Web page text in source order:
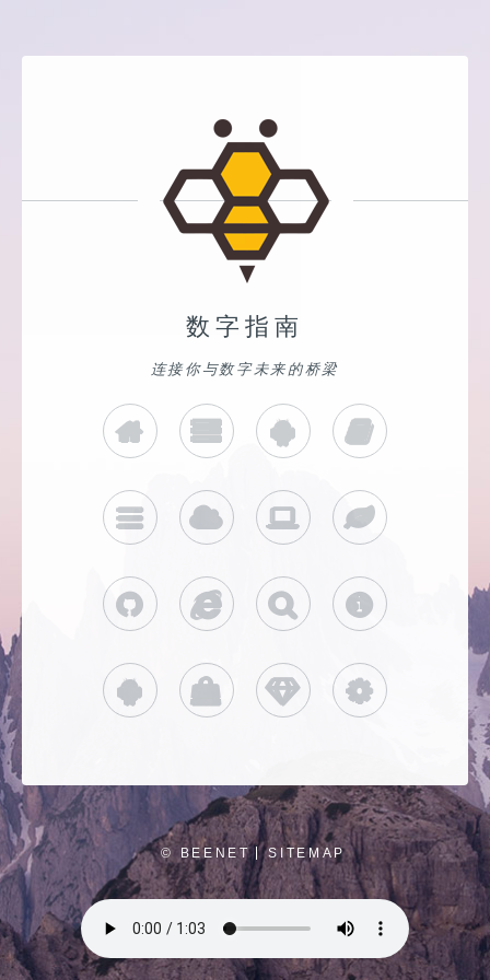
数字指南
连接你与数字未来的桥梁
BEENET CLOUD DEEPSEEK
硅基流动 CURSOR
GITHUB 火山方舟 SCRATCH
SORA 环球巴士 奈飞小铺
© BEENET SITEMAP